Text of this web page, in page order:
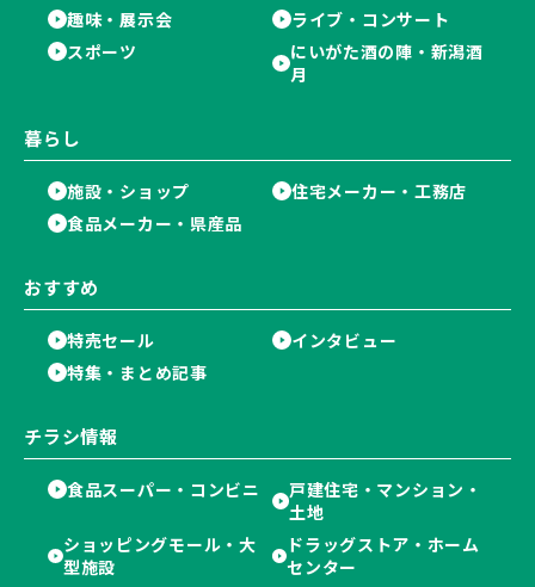
趣味・展示会
ライブ・コンサート
スポーツ
にいがた酒の陣・新潟酒
月
暮らし
施設・ショップ
住宅メーカー・工務店
食品メーカー・県産品
おすすめ
特売セール
インタビュー
特集・まとめ記事
チラシ情報
食品スーパー・コンビニ
戸建住宅・マンション・
土地
ショッピングモール・大
型施設
ドラッグストア・ホーム
センター